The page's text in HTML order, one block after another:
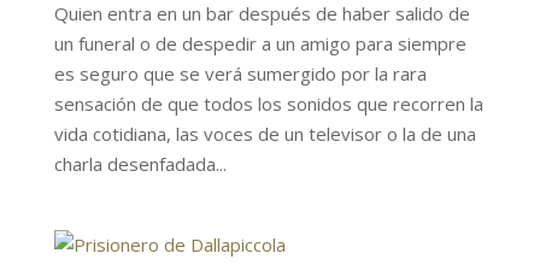
Quien entra en un bar después de haber salido de
un funeral o de despedir a un amigo para siempre
es seguro que se verá sumergido por la rara
sensación de que todos los sonidos que recorren la
vida cotidiana, las voces de un televisor o la de una
charla desenfadada...